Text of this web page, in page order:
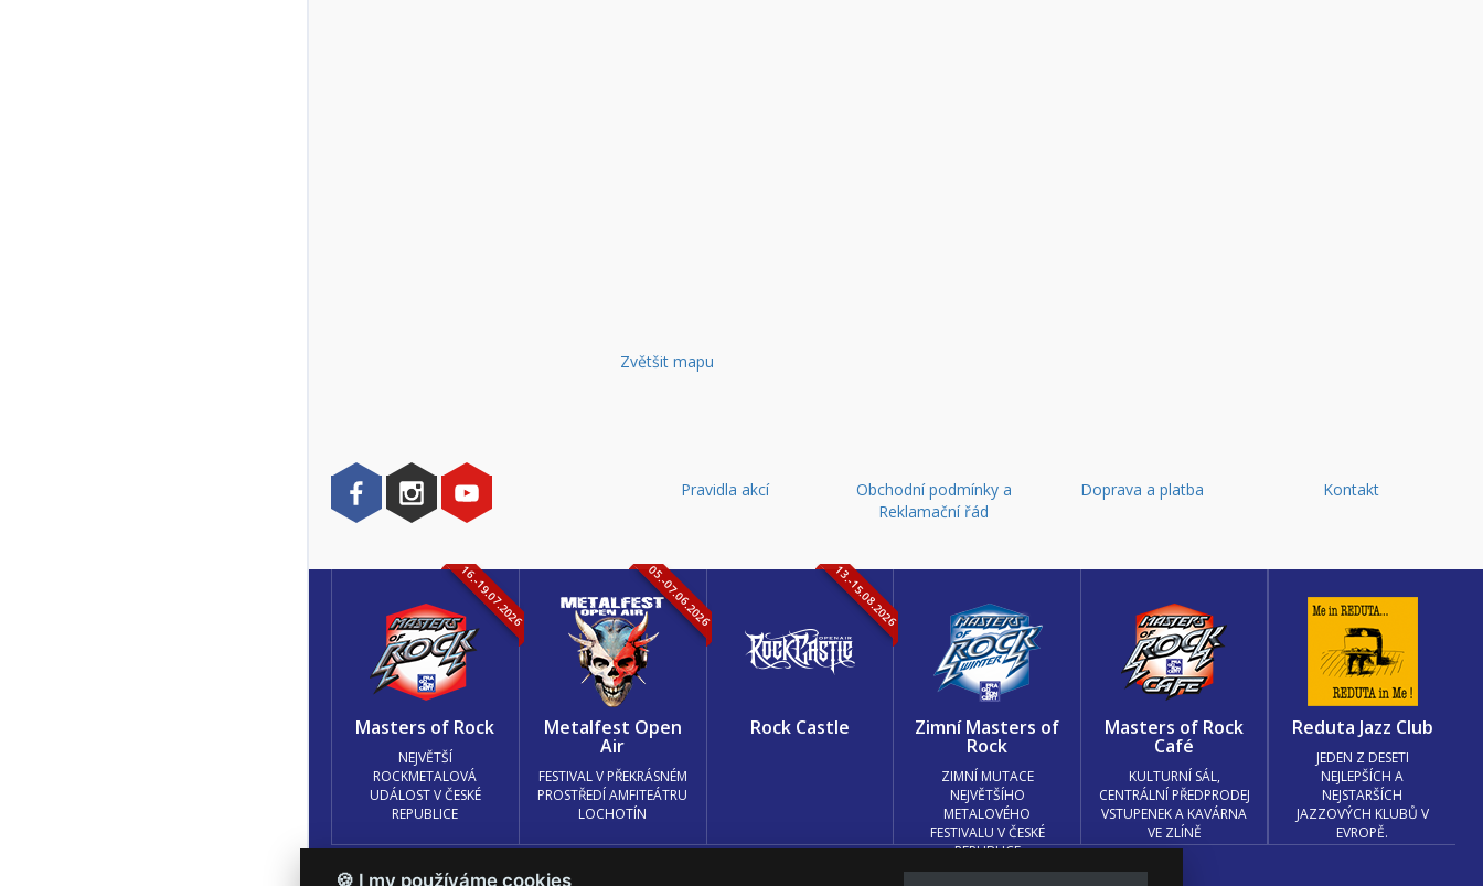
Zvětšit mapu
Pravidla akcí
Obchodní podmínky a
Reklamační řád
Doprava a platba Kontakt
16.-19.07.2026
Masters of Rock
NEJVĚTŠÍ
ROCKMETALOVÁ
UDÁLOST V ČESKÉ
REPUBLICE
05.-07.06.2026
Metalfest Open
Air
FESTIVAL V PŘEKRÁSNÉM
PROSTŘEDÍ AMFITEÁTRU
LOCHOTÍN
13.-15.08.2026
Rock Castle Zimní Masters of
Rock
ZIMNÍ MUTACE
NEJVĚTŠÍHO
METALOVÉHO
FESTIVALU V ČESKÉ
REPUBLICE
Masters of Rock
Café
KULTURNÍ SÁL,
CENTRÁLNÍ PŘEDPRODEJ
VSTUPENEK A KAVÁRNA
VE ZLÍNĚ
Reduta Jazz Club
JEDEN Z DESETI
NEJLEPŠÍCH A
NEJSTARŠÍCH
JAZZOVÝCH KLUBŮ V
EVROPĚ.
🍪 I my používáme cookies